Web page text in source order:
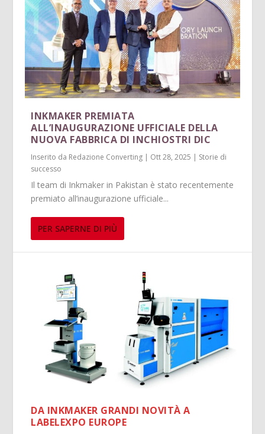
INKMAKER PREMIATA
ALL’INAUGURAZIONE UFFICIALE DELLA
NUOVA FABBRICA DI INCHIOSTRI DIC
Inserito da Redazione Converting | Ott 28, 2025 | Storie di
successo
Il team di Inkmaker in Pakistan è stato recentemente
premiato all’inaugurazione ufficiale...
PER SAPERNE DI PIÙ
DA INKMAKER GRANDI NOVITÀ A
LABELEXPO EUROPE